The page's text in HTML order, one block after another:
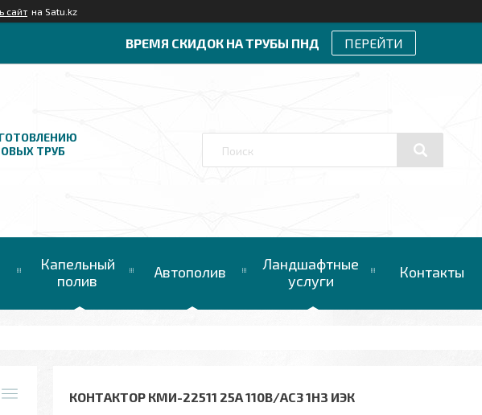
сайт на Satu.kz
ВРЕМЯ СКИДОК НА ТРУБЫ ПНД ПЕРЕЙТИ
ТРУБ
Капельный
полив
Автополив
Ландшафтные
услуги
Контакты
КОНТАКТОР КМИ-22511 25А 110В/АС3 1НЗ ИЭК